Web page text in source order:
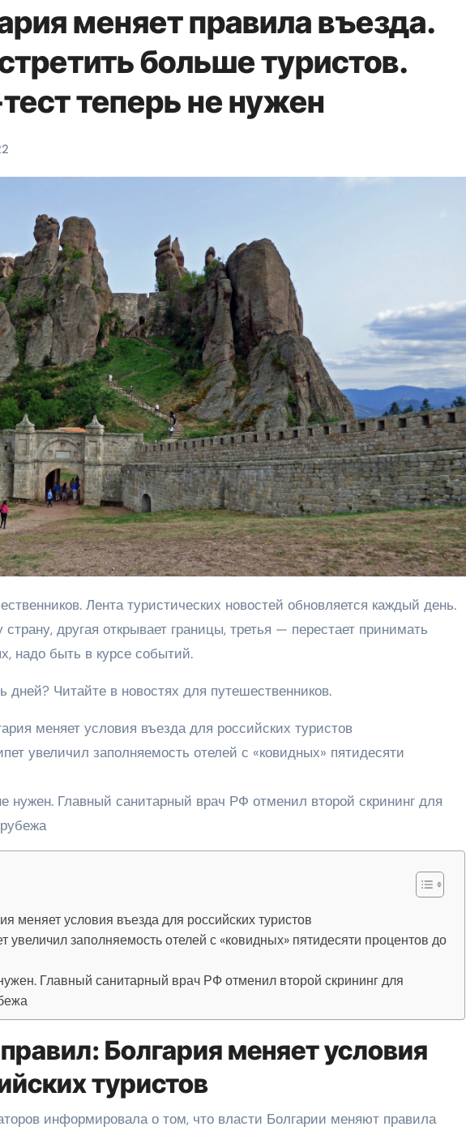
меняет правила въезда.
больше туристов.
теперь не нужен
другая открывает границы, третья — перестает принимать
надо быть в курсе событий.
дней? Читайте в новостях для путешественников.
меняет условия въезда для российских туристов
увеличил заполняемость отелей с «ковидных» пятидесяти
Главный санитарный врач РФ отменил второй скрининг для
меняет условия въезда для российских туристов
увеличил заполняемость отелей с «ковидных» пятидесяти процентов до
Главный санитарный врач РФ отменил второй скрининг для
Болгария меняет условия
туристов
информировала о том, что власти Болгарии меняют правила